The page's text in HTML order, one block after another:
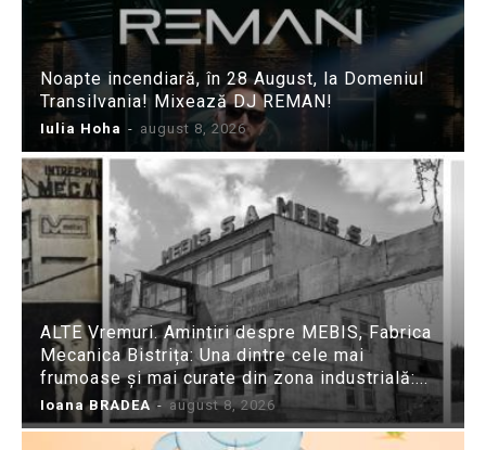
Noapte incendiară, în 28 August, la Domeniul
Transilvania! Mixează DJ REMAN!
Iulia Hoha - august 8, 2026
ALTE Vremuri. Amintiri despre MEBIS, Fabrica
Mecanica Bistrița: Una dintre cele mai
frumoase și mai curate din zona industrială:...
Ioana BRADEA - august 8, 2026